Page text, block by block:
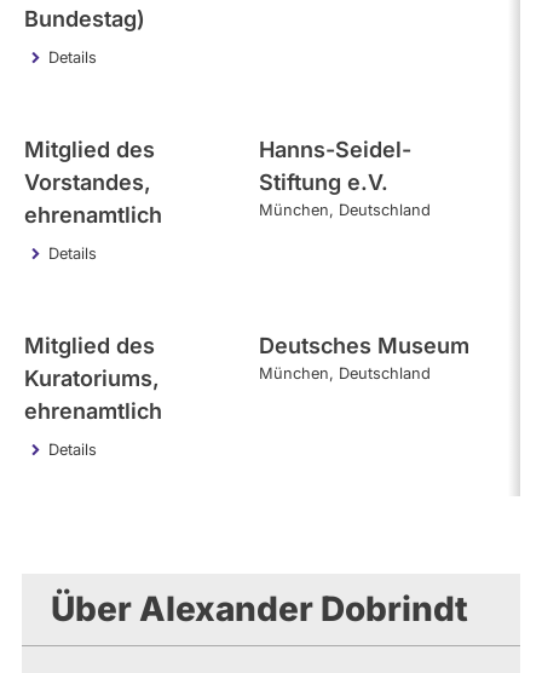
Bundestag)
Details
Mitglied des
Vorstandes,
ehrenamtlich
Details
Hanns-Seidel-
Stiftung e.V.
München Deutschland
Mitglied des
Kuratoriums,
ehrenamtlich
Details
Deutsches Museum
München Deutschland
Über Alexander Dobrindt